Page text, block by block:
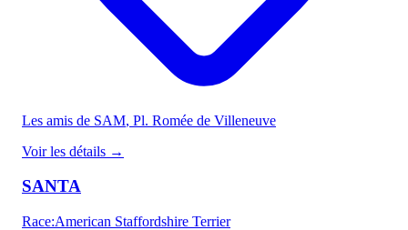
Les amis de SAM, Pl. Romée de Villeneuve
Voir les détails →
SANTA
Race:American Staffordshire Terrier